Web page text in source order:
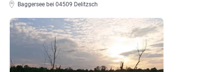
Baggersee bei 04509 Delitzsch